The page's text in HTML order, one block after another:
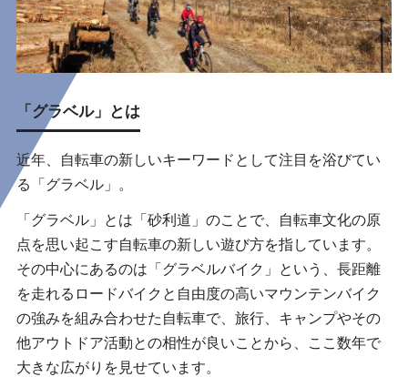
「グラベル」とは
近年、自転車の新しいキーワードとして注目を浴びてい
る「グラベル」。
「グラベル」とは「砂利道」のことで、自転車文化の原
点を思い起こす自転車の新しい遊び方を指しています。
その中心にあるのは「グラベルバイク」という、長距離
を走れるロードバイクと自由度の高いマウンテンバイク
の強みを組み合わせた自転車で、旅行、キャンプやその
他アウトドア活動との相性が良いことから、ここ数年で
大きな広がりを見せています。